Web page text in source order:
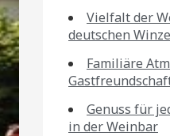
Vielfalt der
deutschen
Familiäre
Genuss für
in der Weinbar